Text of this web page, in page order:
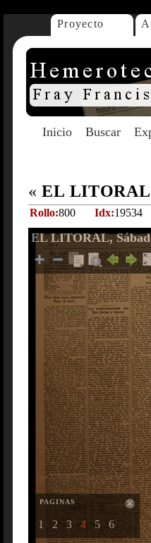
Proyecto
Inicio Buscar
« EL
Rollo:800 Idx:19534
EL LITORAL,
PAGINAS
1 2 3 4 5 6